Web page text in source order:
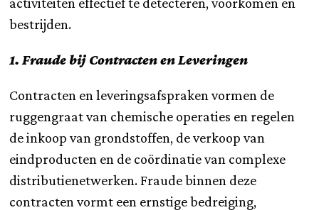
bestrijden.
1. Fraude bij Contracten en Leveringen
Contracten en leveringsafspraken vormen de
ruggengraat van chemische operaties en regelen
de inkoop van grondstoffen, de verkoop van
eindproducten en de coördinatie van complexe
distributienetwerken. Fraude binnen deze
contracten vormt een ernstige bedreiging,